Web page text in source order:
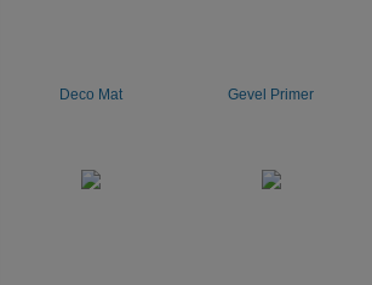
Deco Mat Gevel Primer